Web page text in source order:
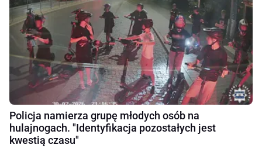
Policja namierza grupę młodych osób na
hulajnogach. "Identyfikacja pozostałych jest
kwestią czasu"